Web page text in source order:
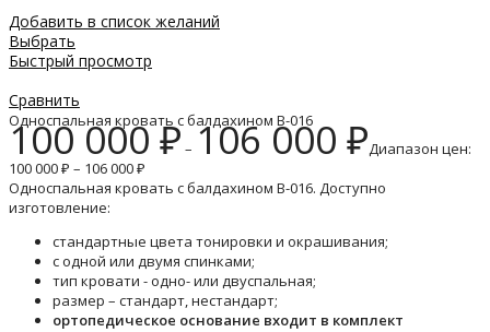
Добавить в список желаний
Выбрать
Быстрый просмотр
Сравнить
Односпальная кровать с балдахином B-016
100 000₽– 106 000 ₽Диапазон цен:
100 000 ₽ – 106 000 ₽
Односпальная кровать с балдахином B-016. Доступно
изготовление:
стандартные цвета тонировки и окрашивания;
с одной или двумя спинками;
тип кровати - одно- или двуспальная;
размер – стандарт, нестандарт;
ортопедическое основание входит в комплект